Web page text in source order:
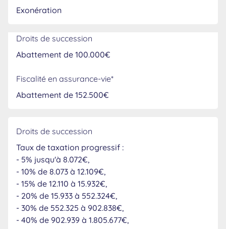
Exonération
Droits de succession
Abattement de 100.000€
Fiscalité en assurance-vie*
Abattement de 152.500€
Droits de succession
Taux de taxation progressif :
- 5% jusqu'à 8.072€,
- 10% de 8.073 à 12.109€,
- 15% de 12.110 à 15.932€,
- 20% de 15.933 à 552.324€,
- 30% de 552.325 à 902.838€,
- 40% de 902.939 à 1.805.677€,